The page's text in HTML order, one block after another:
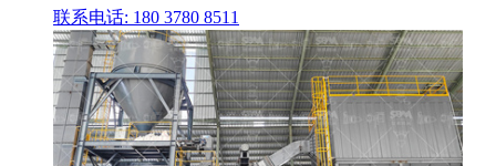
联系电话: 180 3780 8511